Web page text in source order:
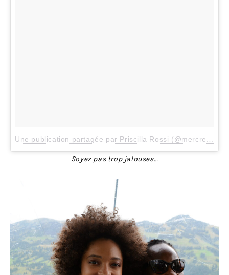
Une publication partagée par Priscilla Rossi (@mercredieblog)
Soyez pas trop jalouses…